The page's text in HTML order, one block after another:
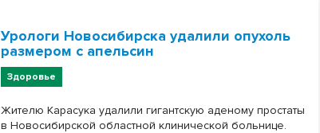
Урологи Новосибирска удалили опухоль
размером с апельсин
Здоровье
Жителю Карасука удалили гигантскую аденому простаты
в Новосибирской областной клинической больнице.